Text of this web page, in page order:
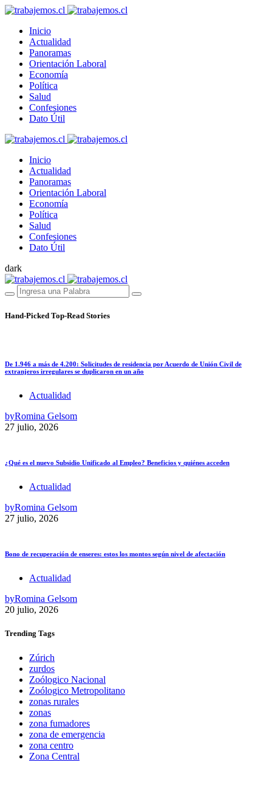
Inicio
Actualidad
Panoramas
Orientación Laboral
Economía
Política
Salud
Confesiones
Dato Útil
Inicio
Actualidad
Panoramas
Orientación Laboral
Economía
Política
Salud
Confesiones
Dato Útil
dark
Hand-Picked Top-Read Stories
De 1.946 a más de 4.200: Solicitudes de residencia por Acuerdo de Unión Civil de
extranjeros irregulares se duplicaron en un año
Actualidad
byRomina Gelsom
27 julio, 2026
¿Qué es el nuevo Subsidio Unificado al Empleo? Beneficios y quiénes acceden
Actualidad
byRomina Gelsom
27 julio, 2026
Bono de recuperación de enseres: estos los montos según nivel de afectación
Actualidad
byRomina Gelsom
20 julio, 2026
Trending Tags
Zúrich
zurdos
Zoólogico Nacional
Zoólogico Metropolitano
zonas rurales
zonas
zona fumadores
zona de emergencia
zona centro
Zona Central